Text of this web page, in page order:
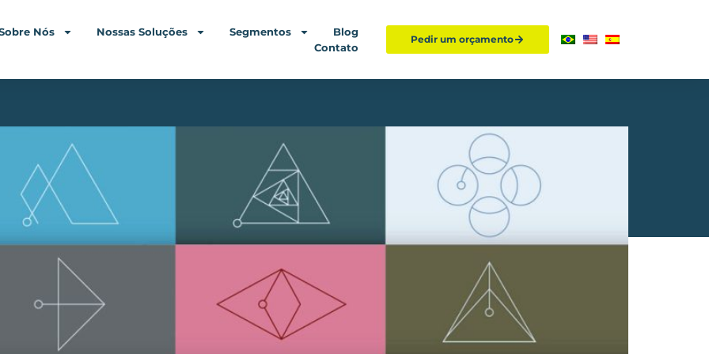
Nós Nossas Soluções Segmentos
Blog
Contato
Pedir um orçamento